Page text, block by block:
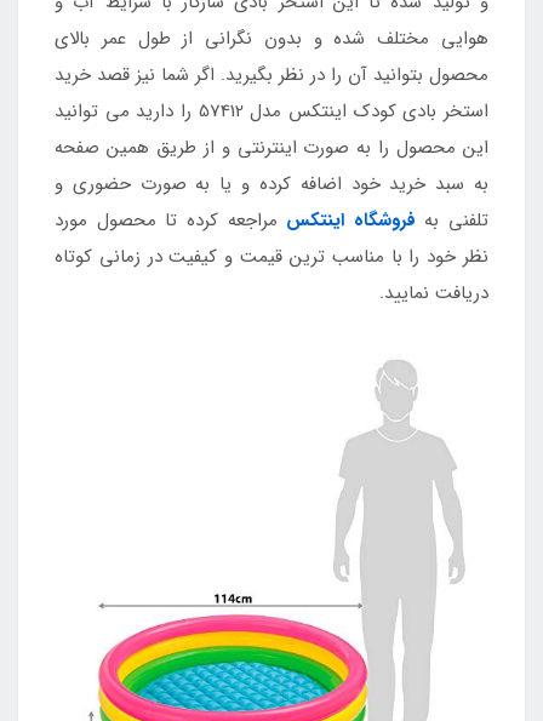
هوایی مختلف شده و بدون نگرانی از طول عمر بالای
محصول بتوانید آن را در نظر بگیرید. اگر شما نیز قصد خرید
استخر بادی کودک اینتکس مدل 57412 را دارید می توانید
این محصول را به صورت اینترنتی و از طریق همین صفحه
به سبد خرید خود اضافه کرده و یا به صورت حضوری و
تلفنی به فروشگاه اینتکس مراجعه کرده تا محصول مورد
نظر خود را با مناسب ترین قیمت و کیفیت در زمانی کوتاه
دریافت نمایید.